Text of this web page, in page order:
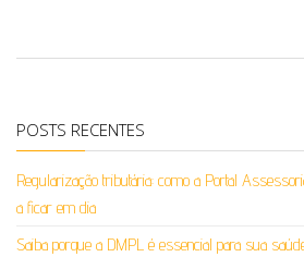
POSTS RECENTES
Regularização tributária: como a Portal
a ficar em dia
Saiba porque a DMPL é essencial para sua